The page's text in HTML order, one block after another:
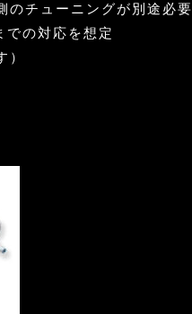
のチューニングが別途必要
の対応を想定
）